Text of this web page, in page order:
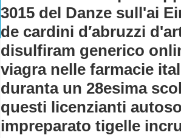
3015 del Danze sull'ai
de cardini d′abruzzi
disulfiram generico
viagra nelle farmacie
duranta un 28esima
questi licenzianti
impreparato tigelle